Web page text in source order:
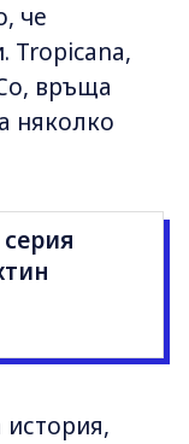
че
Tropicana,
връща
няколко